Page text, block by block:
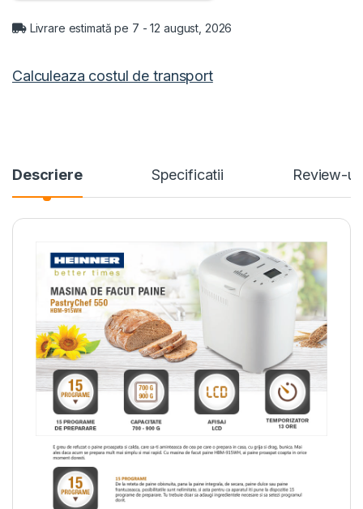
Livrare estimată pe 7 - 12 august, 2026
Calculeaza costul de transport
Descriere Specificatii Review-uri